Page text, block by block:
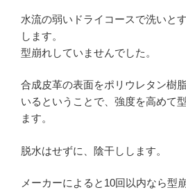
水流の弱いドライコースで洗いと
します。
型崩れしていませんでした。
合成皮革の表面をポリウレタン樹
いるということで、強度を高めて
ます。
脱水はせずに、陰干しします。
メーカーによると10回以内なら型